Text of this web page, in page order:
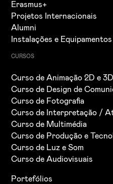
Erasmus+
Projetos Internacionais
Alumni
Instalações e Equipamentos
CURSOS
Curso de Animação 2D e 3D
Curso de Design de
Curso de Fotografia
Curso de Interpretação /
Curso de Multimédia
Curso de Produção e
Curso de Luz e Som
Curso de Audiovisuais
Portefólios